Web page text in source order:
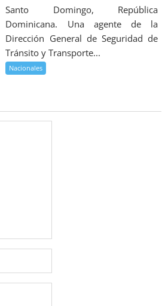
Santo Domingo, República
Dominicana. Una agente de la
Dirección General de Seguridad de
Tránsito y Transporte...
Nacionales